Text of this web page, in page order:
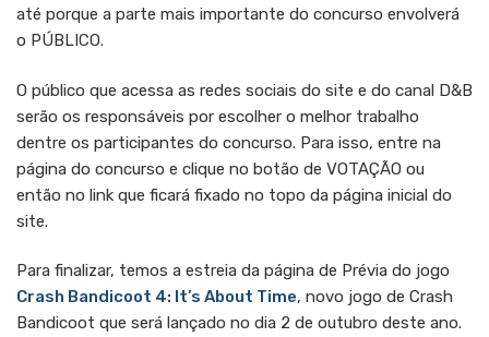
até porque a parte mais importante do concurso envolverá
o PÚBLICO.
O público que acessa as redes sociais do site e do canal D&B
serão os responsáveis por escolher o melhor trabalho
dentre os participantes do concurso. Para isso, entre na
página do concurso e clique no botão de VOTAÇÃO ou
então no link que ficará fixado no topo da página inicial do
site.
Para finalizar, temos a estreia da página de Prévia do jogo
Crash Bandicoot 4: It’s About Time, novo jogo de Crash
Bandicoot que será lançado no dia 2 de outubro deste ano.